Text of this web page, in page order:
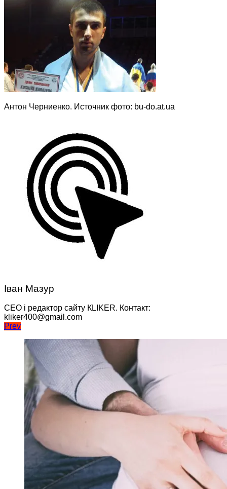
Антон Черниенко. Источник фото: bu-do.at.ua
Іван Мазур
CEO і редактор сайту КLIKER. Контакт:
kliker400@gmail.com
Навігація
записів
Prev